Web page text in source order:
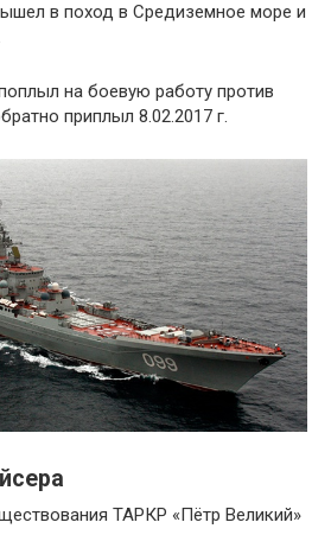
в поход в Средиземное море и
на боевую работу против
приплыл 8.02.2017 г.
ТАРКР «Пётр Великий»